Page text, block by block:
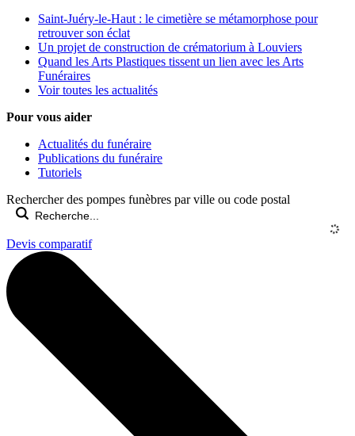
Saint-Juéry-le-Haut : le cimetière se métamorphose pour
retrouver son éclat
Un projet de construction de crématorium à Louviers
Quand les Arts Plastiques tissent un lien avec les Arts
Funéraires
Voir toutes les actualités
Pour vous aider
Actualités du funéraire
Publications du funéraire
Tutoriels
Rechercher des pompes funèbres par ville ou code postal
Devis comparatif